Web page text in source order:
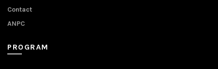
Contact
ANPC
PROGRAM